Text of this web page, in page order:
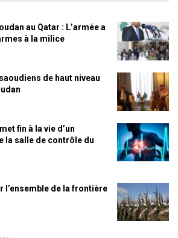
au Qatar : L’armée a
à la milice
de haut niveau
fin à la vie d’un
la salle de contrôle du
l’ensemble de la frontière